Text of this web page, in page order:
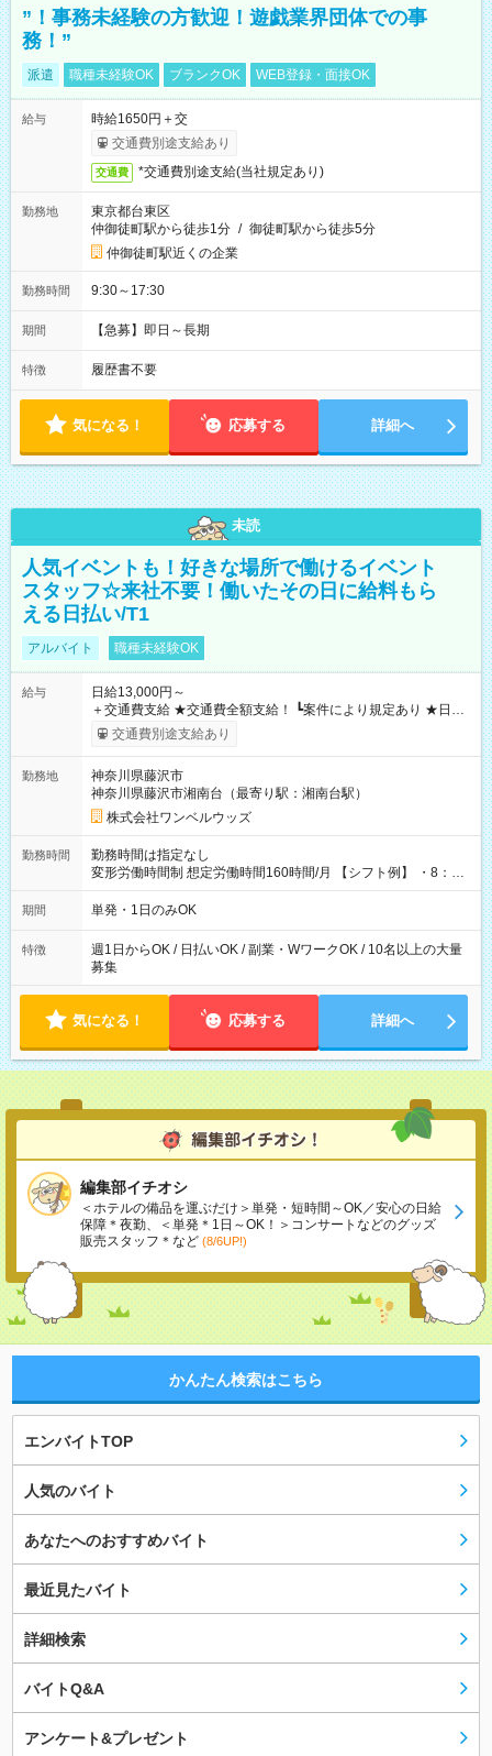
”！事務未経験の方歓迎！遊戯業界団体での事
務！”
派遣 職種未経験OK ブランクOK WEB登録・面接OK
給与
時給1650円＋交
交通費別途支給あり
交通費 *交通費別途支給(当社規定あり)
勤務地
東京都台東区
仲御徒町駅から徒歩1分 / 御徒町駅から徒歩5分
仲御徒町駅近くの企業
勤務時間 9:30～17:30
期間 【急募】即日～長期
特徴 履歴書不要
気になる！ 応募する 詳細へ
未読
人気イベントも！好きな場所で働けるイベント
スタッフ☆来社不要！働いたその日に給料もら
える日払い/T1
アルバイト 職種未経験OK
給与
日給13,000円～
＋交通費支給 ★交通費全額支給！ ┗案件により規定あり ★日払
いOK！（規定あり） ┗働いたその日に現金GET♪ お仕事後はコ
ンビニATMから 日払い分を引き落とせます！ 【試用期間】試
交通費別途支給あり
勤務地
神奈川県藤沢市
神奈川県藤沢市湘南台（最寄り駅：湘南台駅）
株式会社ワンベルウッズ
勤務時間
勤務時間は指定なし
変形労働時間制 想定労働時間160時間/月 【シフト例】 ・8：00
～21：00
期間 単発・1日のみOK
特徴
週1日からOK / 日払いOK / 副業・WワークOK / 10名以上の大量
募集
気になる！ 応募する 詳細へ
編集部イチオシ
＜ホテルの備品を運ぶだけ＞単発・短時間～OK／安心の日給
保障＊夜勤、＜単発＊1日～OK！＞コンサートなどのグッズ
販売スタッフ＊など (8/6UP!)
かんたん検索はこちら
エンバイトTOP
人気のバイト
あなたへのおすすめバイト
最近見たバイト
詳細検索
バイトQ&A
アンケート&プレゼント